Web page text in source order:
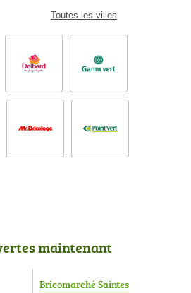
Toutes les villes
maintenant
Bricomarché Saintes